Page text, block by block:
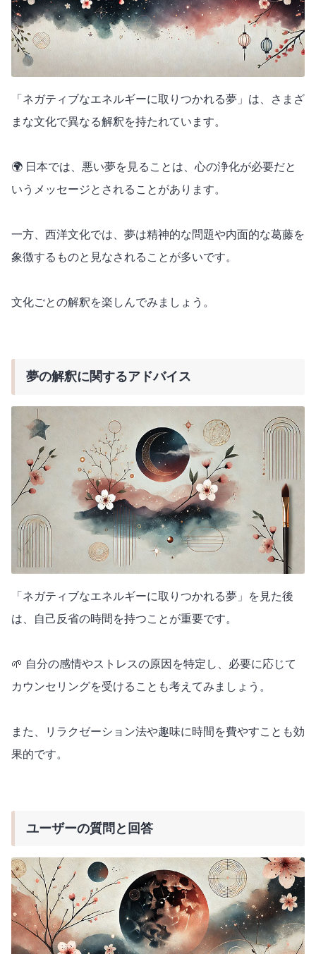
「ネガティブなエネルギーに取りつかれる夢」は、さまざ
まな文化で異なる解釈を持たれています。
🌍 日本では、悪い夢を見ることは、心の浄化が必要だと
いうメッセージとされることがあります。
一方、西洋文化では、夢は精神的な問題や内面的な葛藤を
象徴するものと見なされることが多いです。
文化ごとの解釈を楽しんでみましょう。
夢の解釈に関するアドバイス
「ネガティブなエネルギーに取りつかれる夢」を見た後
は、自己反省の時間を持つことが重要です。
🌱 自分の感情やストレスの原因を特定し、必要に応じて
カウンセリングを受けることも考えてみましょう。
また、リラクゼーション法や趣味に時間を費やすことも効
果的です。
ユーザーの質問と回答